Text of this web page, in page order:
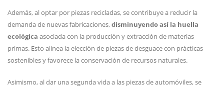
Además, al optar por piezas recicladas, se contribuye a reducir la
demanda de nuevas fabricaciones,disminuyendo así la huella
ecológica asociada con la producción y extracción de materias
primas. Esto alinea la elección de piezas de desguace con prácticas
sostenibles y favorece la conservación de recursos naturales.
Asimismo, al dar una segunda vida a las piezas de automóviles, se